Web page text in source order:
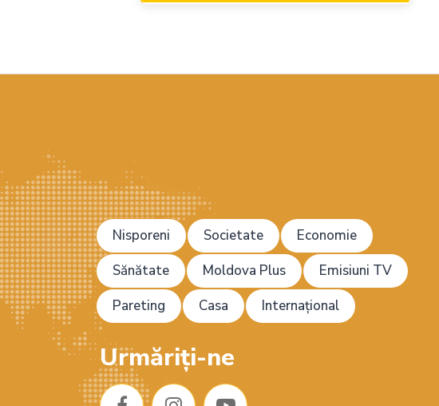
Nisporeni Societate
Economie
Sănătate
Moldova Plus
Emisiuni TV
Pareting
Casa Internațional
Urmăriți-ne